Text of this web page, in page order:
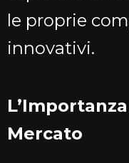
le proprie
innovativi.
Mercato